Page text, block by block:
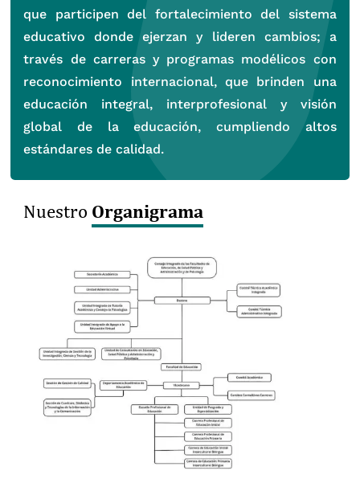
que participen del fortalecimiento del sistema
educativo donde ejerzan y lideren cambios; a
través de carreras y programas modélicos con
reconocimiento internacional, que brinden una
educación integral, interprofesional y visión
global de la educación, cumpliendo altos
estándares de calidad.
Nuestro Organigrama